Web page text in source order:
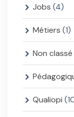
Jobs (4)
Métiers (1)
Non classé
Qualiopi